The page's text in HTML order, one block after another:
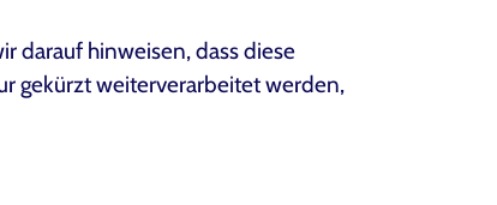
darauf hinweisen, dass diese
gekürzt weiterverarbeitet werden,